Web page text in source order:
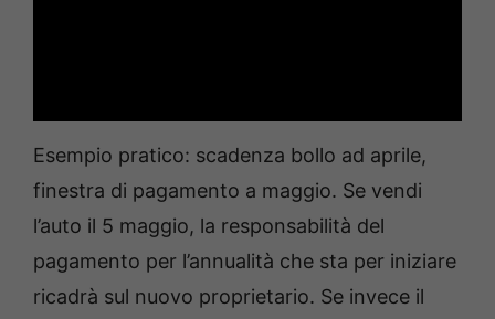
Esempio pratico: scadenza bollo ad aprile,
finestra di pagamento a maggio. Se vendi
l’auto il 5 maggio, la responsabilità del
pagamento per l’annualità che sta per iniziare
ricadrà sul nuovo proprietario. Se invece il